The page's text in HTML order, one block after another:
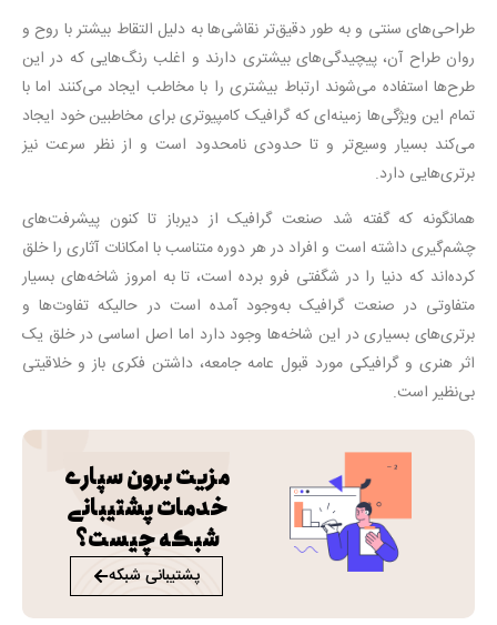
طراحی‌های سنتی و به طور دقیق‌تر نقاشی‌ها به دلیل التقاط بیشتر با روح و
روان طراح آن، پیچیدگی‌های بیشتری دارند و اغلب رنگ‌هایی که در این
طرح‌ها استفاده می‌شوند ارتباط بیشتری را با مخاطب ایجاد می‌کنند اما با
تمام این ویژگی‌ها زمینه‌ای که گرافیک کامپیوتری برای مخاطبین خود ایجاد
می‌کند بسیار وسیع‌تر و تا حدودی نامحدود است و از نظر سرعت نیز
برتری‌هایی دارد.
همانگونه که گفته شد صنعت گرافیک از دیرباز تا کنون پیشرفت‌های
چشم‌گیری داشته است و افراد در هر دوره متناسب با امکانات آثاری را خلق
کرده‌اند که دنیا را در شگفتی فرو برده است، تا به امروز شاخه‌های بسیار
متفاوتی در صنعت گرافیک به‌وجود آمده است در حالیکه تفاوت‌ها و
برتری‌های بسیاری در این شاخه‌ها وجود دارد اما اصل اساسی در خلق یک
اثر هنری و گرافیکی مورد قبول عامه جامعه، داشتن فکری باز و خلاقیتی
بی‌نظیر است.
مزیت برون سپاری
خدمات پشتیبانی
شبکه چیست؟
پشتیبانی شبکه